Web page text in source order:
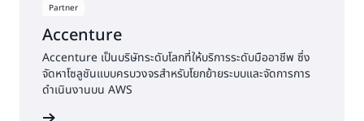
Partner
Accenture
Accenture เป็นบริษัทระดับโลกที่ให้บริการระดับมืออาชีพ ซึ่ง
จัดหาโซลูชันแบบครบวงจรสำหรับโยกย้ายระบบและจัดการการ
ดำเนินงานบน AWS